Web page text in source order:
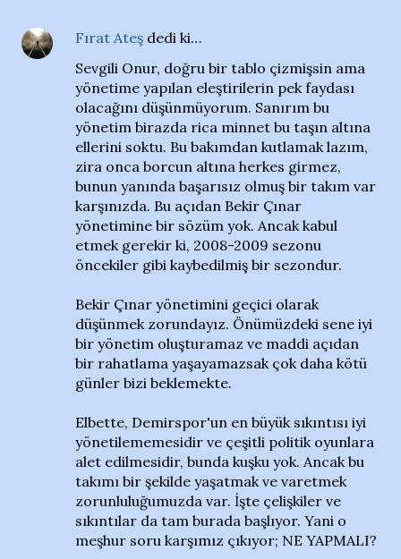
Fırat Ateş dedi ki…
Sevgili Onur, doğru bir tablo çizmişsin ama
yönetime yapılan eleştirilerin pek faydası
olacağını düşünmüyorum. Sanırım bu
yönetim birazda rica minnet bu taşın altına
ellerini soktu. Bu bakımdan kutlamak lazım,
zira onca borcun altına herkes girmez,
bunun yanında başarısız olmuş bir takım var
karşınızda. Bu açıdan Bekir Çınar
yönetimine bir sözüm yok. Ancak kabul
etmek gerekir ki, 2008-2009 sezonu
öncekiler gibi kaybedilmiş bir sezondur.
Bekir Çınar yönetimini geçici olarak
düşünmek zorundayız. Önümüzdeki sene iyi
bir yönetim oluşturamaz ve maddi açıdan
bir rahatlama yaşayamazsak çok daha kötü
günler bizi beklemekte.
Elbette, Demirspor'un en büyük sıkıntısı iyi
yönetilememesidir ve çeşitli politik oyunlara
alet edilmesidir, bunda kuşku yok. Ancak bu
takımı bir şekilde yaşatmak ve varetmek
zorunluluğumuzda var. İşte çelişkiler ve
sıkıntılar da tam burada başlıyor. Yani o
meşhur soru karşımız çıkıyor; NE YAPMALI?